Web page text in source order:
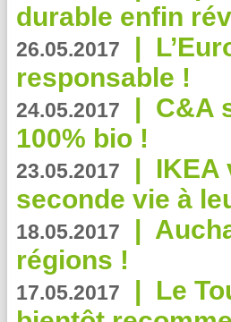
durable enfin
26.05.2017 |
responsable !
24.05.2017 | C&A
100% bio !
23.05.2017 | IKEA
seconde vie à
18.05.2017 |
régions !
17.05.2017 | Le